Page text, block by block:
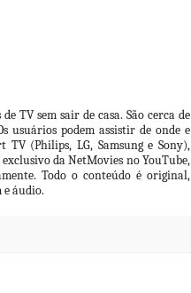
TV sem sair de casa. São cerca de
usuários podem assistir de onde e
TV (Philips, LG, Samsung e Sony),
da NetMovies no YouTube,
Todo o conteúdo é original,
e áudio.